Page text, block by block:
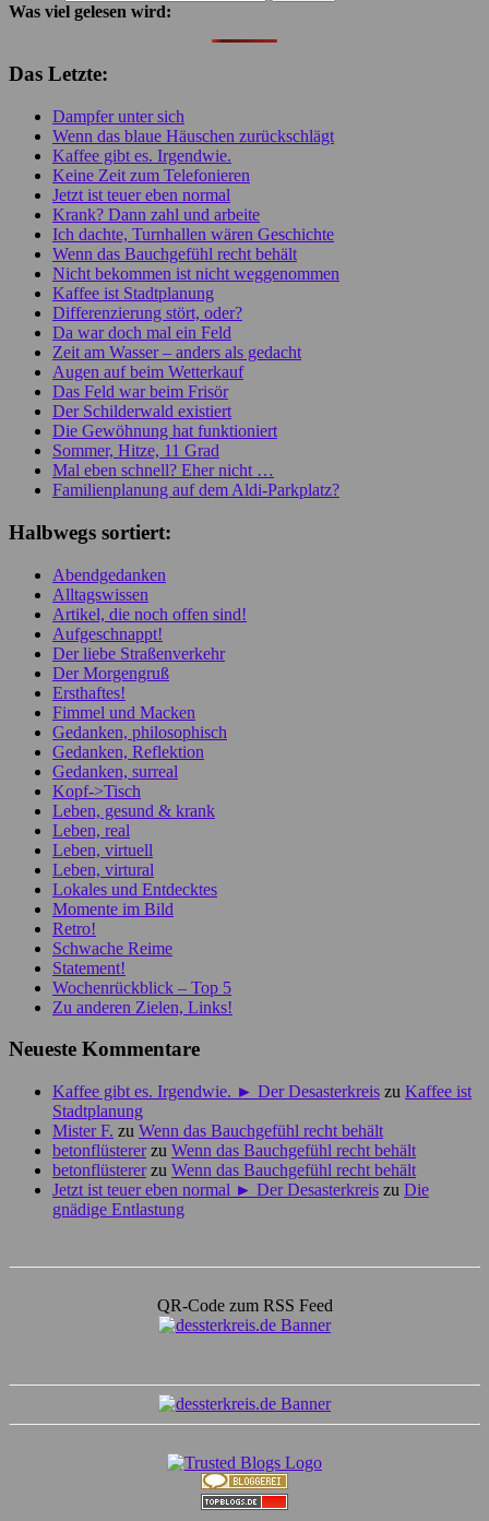
Was viel gelesen wird:
Das Letzte:
Dampfer unter sich
Wenn das blaue Häuschen zurückschlägt
Kaffee gibt es. Irgendwie.
Keine Zeit zum Telefonieren
Jetzt ist teuer eben normal
Krank? Dann zahl und arbeite
Ich dachte, Turnhallen wären Geschichte
Wenn das Bauchgefühl recht behält
Nicht bekommen ist nicht weggenommen
Kaffee ist Stadtplanung
Differenzierung stört, oder?
Da war doch mal ein Feld
Zeit am Wasser – anders als gedacht
Augen auf beim Wetterkauf
Das Feld war beim Frisör
Der Schilderwald existiert
Die Gewöhnung hat funktioniert
Sommer, Hitze, 11 Grad
Mal eben schnell? Eher nicht …
Familienplanung auf dem Aldi-Parkplatz?
Halbwegs sortiert:
Abendgedanken
Alltagswissen
Artikel, die noch offen sind!
Aufgeschnappt!
Der liebe Straßenverkehr
Der Morgengruß
Ersthaftes!
Fimmel und Macken
Gedanken, philosophisch
Gedanken, Reflektion
Gedanken, surreal
Kopf->Tisch
Leben, gesund & krank
Leben, real
Leben, virtuell
Leben, virtural
Lokales und Entdecktes
Momente im Bild
Retro!
Schwache Reime
Statement!
Wochenrückblick – Top 5
Zu anderen Zielen, Links!
Neueste Kommentare
Kaffee gibt es. Irgendwie. ► Der Desasterkreis zu Kaffee ist
Stadtplanung
Mister F. zu Wenn das Bauchgefühl recht behält
betonflüstererzu Wenn das Bauchgefühl recht behält
betonflüstererzu Wenn das Bauchgefühl recht behält
Jetzt ist teuer eben normal ► Der Desasterkreis zu Die
gnädige Entlastung
QR-Code zum RSS Feed